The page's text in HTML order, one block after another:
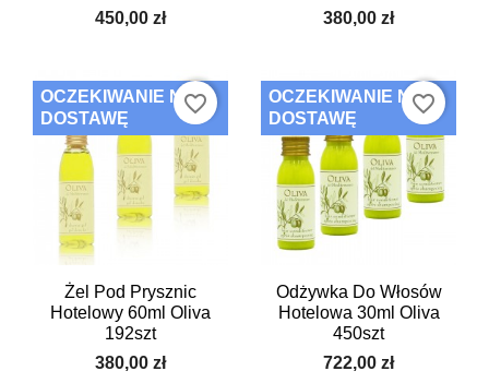
450,00 zł
380,00 zł
Żel Pod Prysznic
Hotelowy 60ml Oliva
192szt
380,00 zł
OCZEKIWANIE NA
DOSTAWĘ
favorite_border
Odżywka Do Włosów
Hotelowa 30ml Oliva
450szt
722,00 zł
OCZEKIWANIE NA
DOSTAWĘ
favorite_border